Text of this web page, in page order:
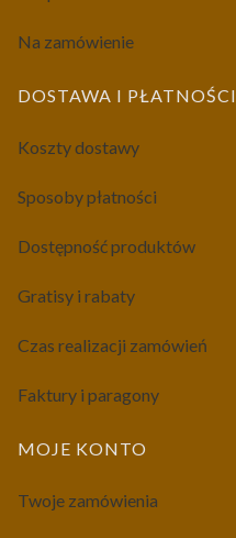
Na zamówienie
DOSTAWA I PŁATNOŚCI
Koszty dostawy
Sposoby płatności
Dostępność produktów
Gratisy i rabaty
Czas realizacji zamówień
Faktury i paragony
MOJE KONTO
Twoje zamówienia